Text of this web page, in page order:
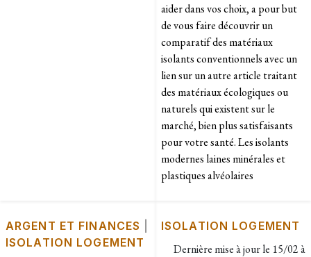
aider dans vos choix, a pour but
de vous faire découvrir un
comparatif des matériaux
isolants conventionnels avec un
lien sur un autre article traitant
des matériaux écologiques ou
naturels qui existent sur le
marché, bien plus satisfaisants
pour votre santé. Les isolants
modernes laines minérales et
plastiques alvéolaires
ARGENT ET FINANCES
ISOLATION LOGEMENT
ISOLATION LOGEMENT
Dernière mise à jour le 15/02 à